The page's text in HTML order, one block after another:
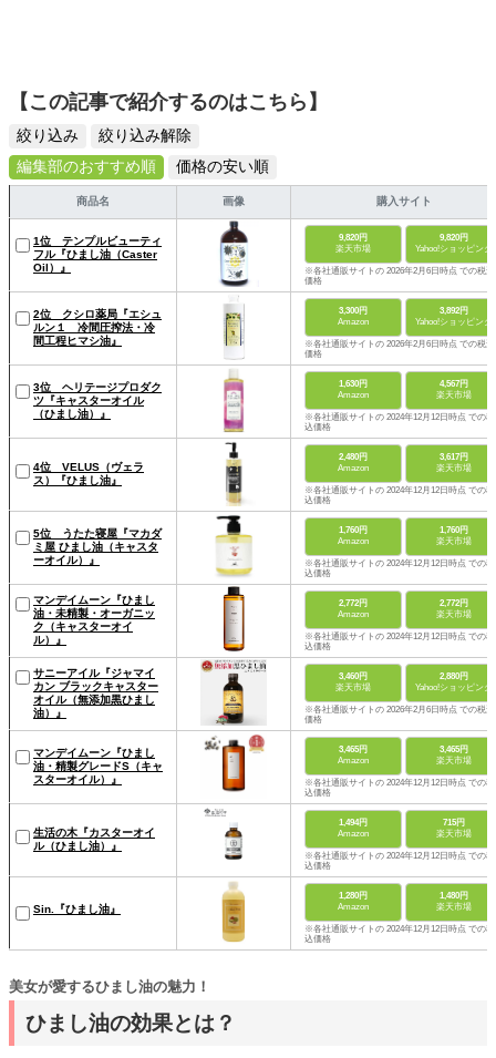
【この記事で紹介するのはこちら】
絞り込み
絞り込み解除
編集部のおすすめ順
価格の安い順
商品名 画像 購入サイト
1位 テンプルビューティ
フル『ひまし油（Caster
Oil）』
9,820円
楽天市場
9,820円
Yahoo!ショッピング
※各社通販サイトの 2026年2月6日時点 での税込
価格
2位 クシロ薬局『エシュ
ルン１ 冷間圧搾法・冷
間工程ヒマシ油』
3,300円
Amazon
3,892円
Yahoo!ショッピング
※各社通販サイトの 2026年2月6日時点 での税込
価格
3位 ヘリテージプロダク
ツ『キャスターオイル
（ひまし油）』
1,630円
Amazon
4,567円
楽天市場
※各社通販サイトの 2024年12月12日時点 での税
込価格
4位 VELUS（ヴェラ
ス）『ひまし油』
2,480円
Amazon
3,617円
楽天市場
※各社通販サイトの 2024年12月12日時点 での税
込価格
5位 うたた寝屋『マカダ
ミ屋 ひまし油（キャスタ
ーオイル）』
1,760円
Amazon
1,760円
楽天市場
※各社通販サイトの 2024年12月12日時点 での税
込価格
マンデイムーン『ひまし
油・未精製・オーガニッ
ク（キャスターオイ
ル）』
2,772円
Amazon
2,772円
楽天市場
※各社通販サイトの 2024年12月12日時点 での税
込価格
サニーアイル『ジャマイ
カン ブラックキャスター
オイル（無添加黒ひまし
油）』
3,460円
楽天市場
2,880円
Yahoo!ショッピング
※各社通販サイトの 2026年2月6日時点 での税込
価格
マンデイムーン『ひまし
油・精製グレードS（キャ
スターオイル）』
3,465円
Amazon
3,465円
楽天市場
※各社通販サイトの 2024年12月12日時点 での税
込価格
生活の木『カスターオイ
ル（ひまし油）』
1,494円
Amazon
715円
楽天市場
※各社通販サイトの 2024年12月12日時点 での税
込価格
Sin.『ひまし油』
1,280円
Amazon
1,480円
楽天市場
※各社通販サイトの 2024年12月12日時点 での税
込価格
ひまし油の効果とは？
美女が愛するひまし油の魅力！